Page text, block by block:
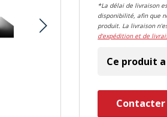
*La délai de livraison
disponibilité, afin que
produit. La livraison
d'expédition et de
Ce produit